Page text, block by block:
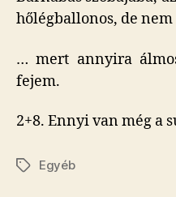
hőlégballonos, de
… mert annyira
fejem.
2+8. Ennyi van még a
CímkékEgyéb